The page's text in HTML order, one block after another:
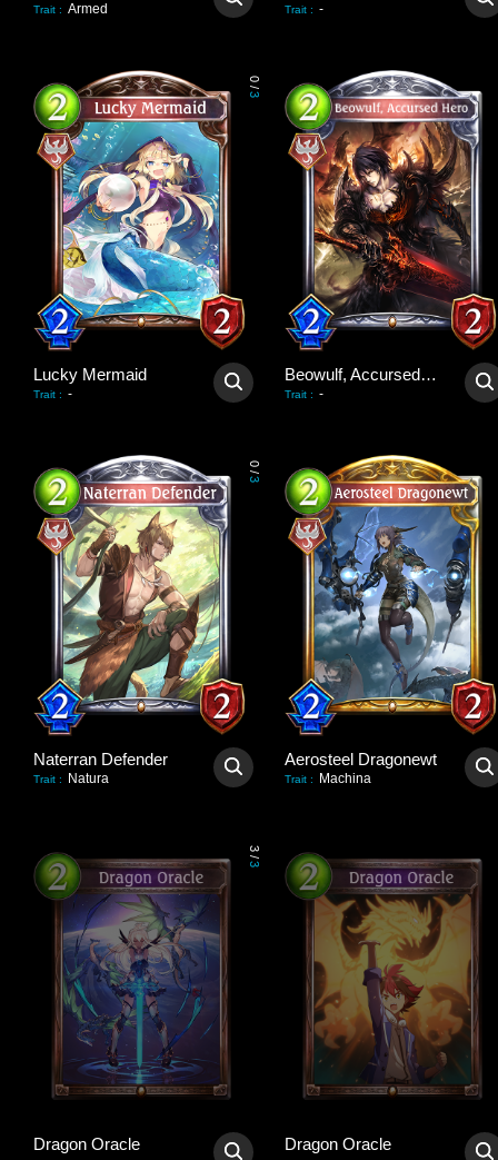
Trait : Armed Trait : -
0
/
3
Lucky Mermaid
Trait : -
Beowulf, Accursed Hero
Trait : -
0
/
3
Naterran Defender
Trait : Natura
Aerosteel Dragonewt
Trait : Machina
3
/
3
Dragon Oracle Dragon Oracle